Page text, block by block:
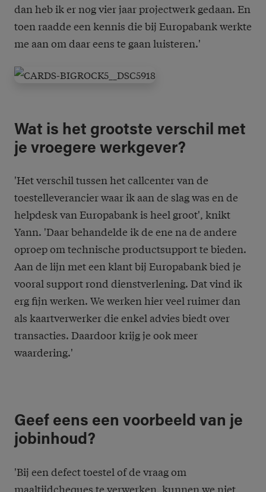
dan heb ik er nog vier jaar projectwerk gedaan. En
toen raadde een kennis die bij Europabank werkte
me aan om daar eens te gaan luisteren.'
Wat is het grootste verschil met
je vroegere werkgever?
'Het verschil tussen het callcenter van de
toestelleverancier waar ik aan de slag was en de
helpdesk van Europabank is heel groot', knikt
Yann. 'Daar behandelde ik de ene na de andere
oproep om technische productsupport te bieden.
Aan de lijn met een klant bij Europabank bied je
vooral support rond dienstverlening. Dat vind ik
erg fijn werken. We werken hier veel ruimer dan
als kaartverwerker die enkel advies biedt over
transacties. Daardoor krijg je ook meer
waardering.'
Geef eens een voorbeeld van je
jobinhoud?
'Bij een defect toestel of de vraag om
maaltijdcheques te verwerken, kunnen we niet